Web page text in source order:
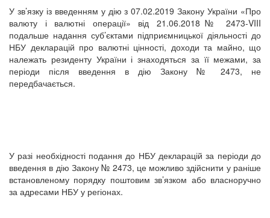
У зв’язку із введенням у дію з 07.02.2019 Закону України «Про
валюту і валютні операції» від 21.06.2018№ 2473-VIII
подальше надання суб’єктами підприємницької діяльності до
НБУ декларацій про валютні цінності, доходи та майно, що
належать резиденту України і знаходяться за її межами, за
періоди після введення в дію Закону № 2473, не
передбачається.
У разі необхідності подання до НБУ декларацій за періоди до
введення в дію Закону № 2473, це можливо здійснити у раніше
встановленому порядку поштовим зв’язком або власноручно
за адресами НБУ у регіонах.